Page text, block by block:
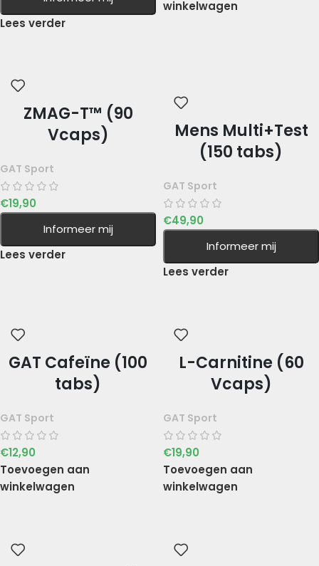
Lees verder
winkelwagen
ZMAG-T™ (90
Vcaps)
GAT Sport
€19,90
Informeer mij
Lees verder
Mens Multi+Test
(150 tabs)
GAT Sport
€49,90
Informeer mij
Lees verder
GAT Cafeïne (100
tabs)
GAT Sport
€12,90
Toevoegen aan
winkelwagen
L-Carnitine (60
Vcaps)
GAT Sport
€19,90
Toevoegen aan
winkelwagen